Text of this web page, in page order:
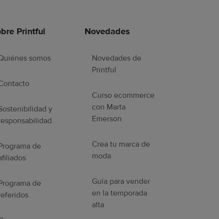
Printful
somos
y
de
de
Novedades
Novedades de
Printful
Curso ecommerce
con Marta
Emerson
Crea tu marca de
moda
Guía para vender
en la temporada
alta